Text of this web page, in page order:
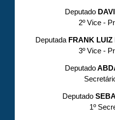
Deputado
2º Vice -
Deputada FRANK
3º Vice -
Deputado
Deputado
1º